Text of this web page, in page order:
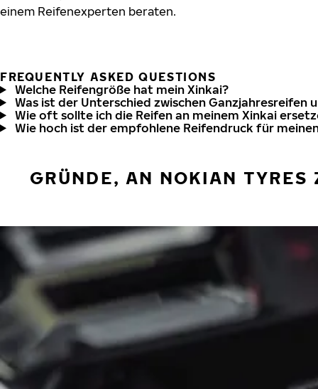
einem Reifenexperten beraten.
FREQUENTLY ASKED QUESTIONS
Welche Reifengröße hat mein Xinkai?
Was ist der Unterschied zwischen Ganzjahresreifen
Wie oft sollte ich die Reifen an meinem Xinkai
Wie hoch ist der empfohlene Reifendruck für
GRÜNDE, AN NOKIAN TYRES